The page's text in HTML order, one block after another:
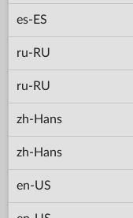
es-ES
ru-RU
ru-RU
zh-Hans
zh-Hans
en-US